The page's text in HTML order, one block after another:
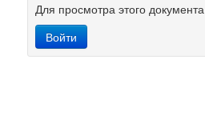
Для просмотра этого
Войти